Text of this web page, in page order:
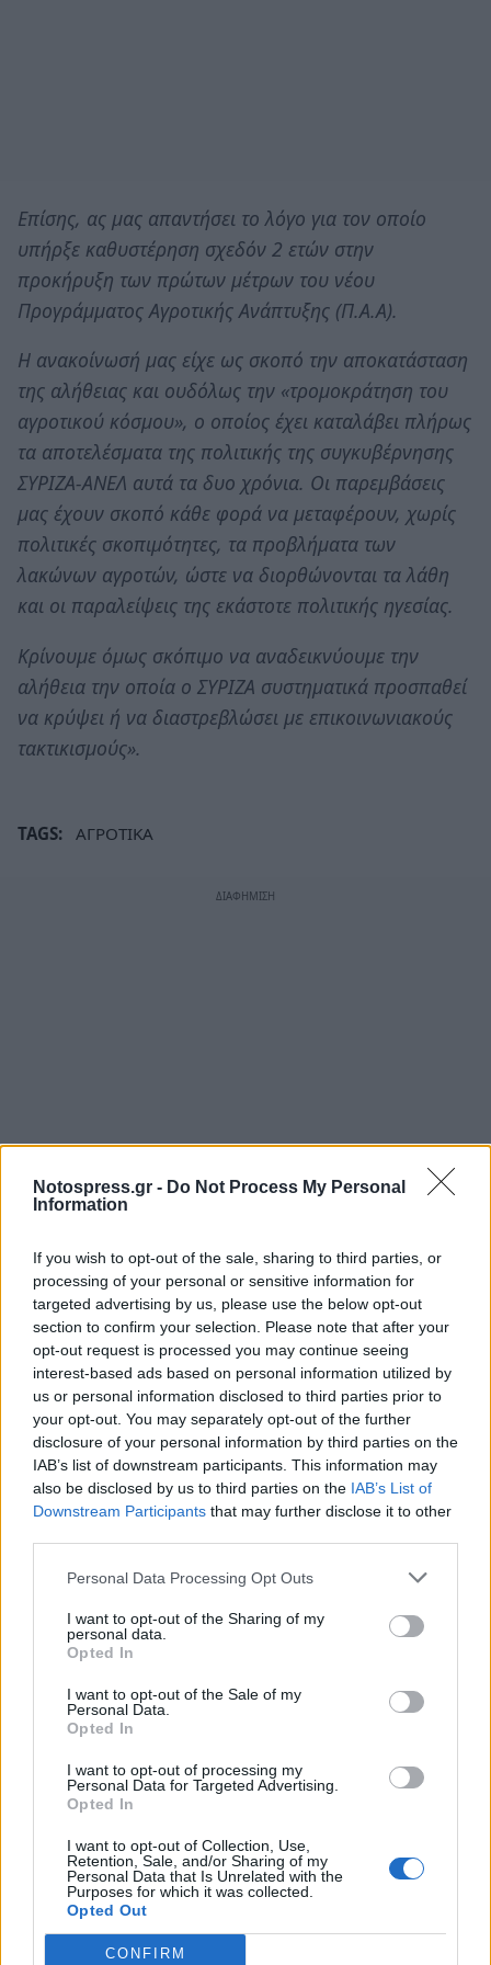
Notospress.gr - Do Not Process My Personal
Information
If you wish to opt-out of the sale, sharing to third parties, or
processing of your personal or sensitive information for
targeted advertising by us, please use the below opt-out
section to confirm your selection. Please note that after your
opt-out request is processed you may continue seeing
interest-based ads based on personal information utilized by
us or personal information disclosed to third parties prior to
your opt-out. You may separately opt-out of the further
disclosure of your personal information by third parties on the
IAB’s list of downstream participants. This information may
also be disclosed by us to third parties on the IAB’s List of
Downstream Participants that may further disclose it to other
Personal Data Processing Opt Outs
I want to opt-out of the Sharing of my
personal data.
Opted In
I want to opt-out of the Sale of my
Personal Data.
Opted In
I want to opt-out of processing my
Personal Data for Targeted Advertising.
Opted In
I want to opt-out of Collection, Use,
Retention, Sale, and/or Sharing of my
Personal Data that Is Unrelated with the
Purposes for which it was collected.
Opted Out
CONFIRM
Επίσης, ας μας απαντήσει το λόγο για τον οποίο
υπήρξε καθυστέρηση σχεδόν 2 ετών στην
προκήρυξη των πρώτων μέτρων του νέου
Προγράμματος Αγροτικής Ανάπτυξης (Π.Α.Α).
Η ανακοίνωσή μας είχε ως σκοπό την αποκατάσταση
της αλήθειας και ουδόλως την «τρομοκράτηση του
αγροτικού κόσμου», ο οποίος έχει καταλάβει πλήρως
τα αποτελέσματα της πολιτικής της συγκυβέρνησης
ΣΥΡΙΖΑ-ΑΝΕΛ αυτά τα δυο χρόνια. Οι παρεμβάσεις
μας έχουν σκοπό κάθε φορά να μεταφέρουν, χωρίς
πολιτικές σκοπιμότητες, τα προβλήματα των
λακώνων αγροτών, ώστε να διορθώνονται τα λάθη
και οι παραλείψεις της εκάστοτε πολιτικής ηγεσίας.
Κρίνουμε όμως σκόπιμο να αναδεικνύουμε την
αλήθεια την οποία ο ΣΥΡΙΖΑ συστηματικά προσπαθεί
να κρύψει ή να διαστρεβλώσει με επικοινωνιακούς
τακτικισμούς».
TAGS: ΑΓΡΟΤΙΚΑ
Σχετικά Άρθρα